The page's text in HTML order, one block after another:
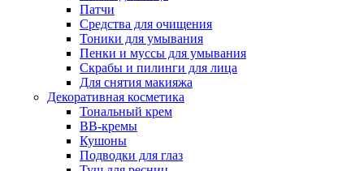
Патчи
Средства для очищения
Тоники для умывания
Пенки и муссы для умывания
Скрабы и пилинги для лица
Для снятия макияжа
Декоративная косметика
Тональный крем
BB-кремы
Кушоны
Подводки для глаз